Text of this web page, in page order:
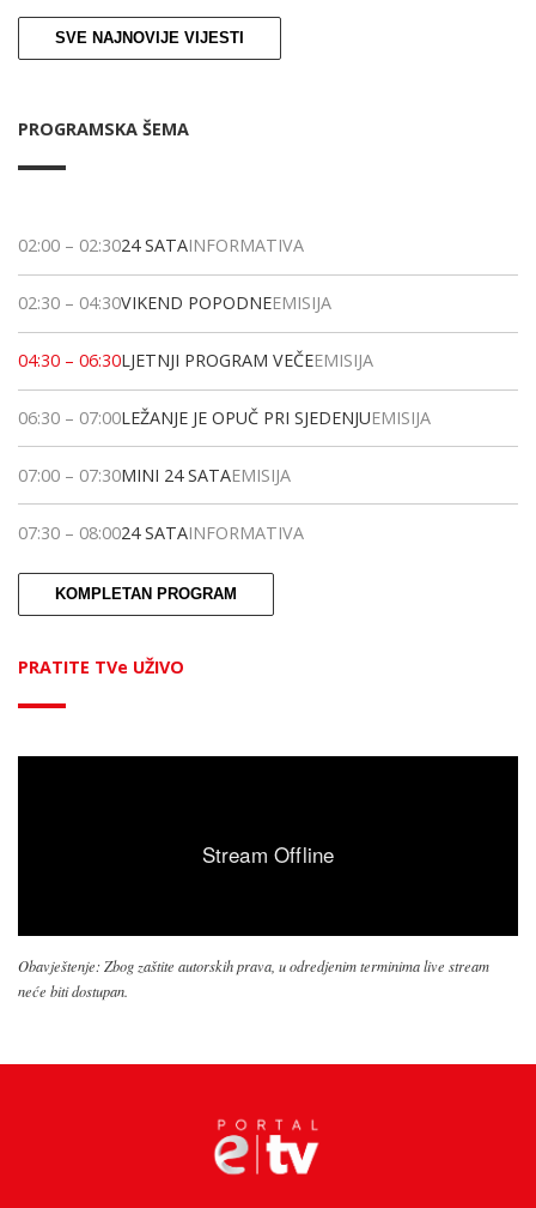
SVE NAJNOVIJE VIJESTI
PROGRAMSKA ŠEMA
02:00 – 02:3024 SATAINFORMATIVA
02:30 – 04:30VIKEND POPODNEEMISIJA
04:30 – 06:30LJETNJI PROGRAM VEČEEMISIJA
06:30 – 07:00LEŽANJE JE OPUČ PRI SJEDENJUEMISIJA
07:00 – 07:30MINI 24 SATAEMISIJA
07:30 – 08:0024 SATAINFORMATIVA
KOMPLETAN PROGRAM
PRATITE TVe UŽIVO
Obavještenje: Zbog zaštite autorskih prava, u odredjenim terminima live stream
neće biti dostupan.